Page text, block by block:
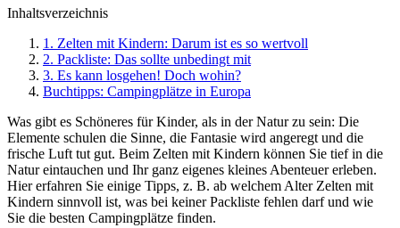
Inhaltsverzeichnis
1. Zelten mit Kindern: Darum ist es so wertvoll
2. Packliste: Das sollte unbedingt mit
3. Es kann losgehen! Doch wohin?
Buchtipps: Campingplätze in Europa
Was gibt es Schöneres für Kinder, als in der Natur zu sein: Die
Elemente schulen die Sinne, die Fantasie wird angeregt und die
frische Luft tut gut. Beim Zelten mit Kindern können Sie tief in die
Natur eintauchen und Ihr ganz eigenes kleines Abenteuer erleben.
Hier erfahren Sie einige Tipps, z. B. ab welchem Alter Zelten mit
Kindern sinnvoll ist, was bei keiner Packliste fehlen darf und wie
Sie die besten Campingplätze finden.